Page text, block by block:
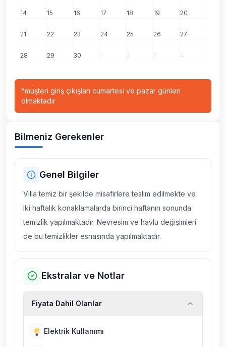
14 15 16 17 18 19 20
21 22 23 24 25 26 27
28 29 30 1 2 3 4
*müşteri giriş çıkışları cumartesi ve pazar günleri
olmaktadır
Bilmeniz Gerekenler
Genel Bilgiler
Villa temiz bir şekilde misafirlere teslim edilmekte ve
iki haftalık konaklamalarda birinci haftanın sonunda
temizlik yapılmaktadır. Nevresim ve havlu değişimleri
de bu temizlikler esnasında yapılmaktadır.
Ekstralar ve Notlar
Fiyata Dahil Olanlar
Elektrik Kullanımı